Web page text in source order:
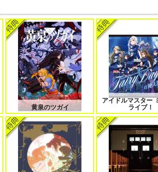
に堕とされる～ 1
者のアーリャ
黄泉のツガイ
アイドルマスター
ライブ！